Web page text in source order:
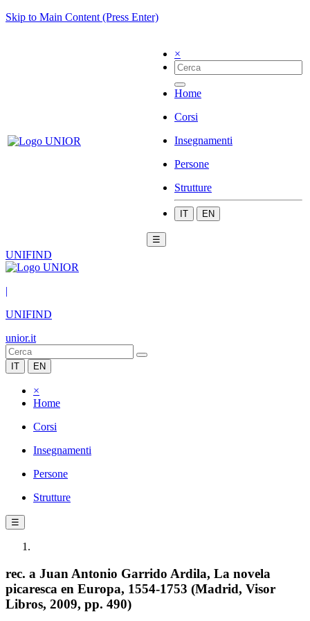
Skip to Main Content (Press Enter)
×
Home
Corsi
Insegnamenti
Persone
Strutture
IT EN
☰
UNIFIND
|
UNIFIND
unior.it
IT EN
×
Home
Corsi
Insegnamenti
Persone
Strutture
☰
rec. a Juan Antonio Garrido Ardila, La novela
picaresca en Europa, 1554-1753 (Madrid, Visor
Libros, 2009, pp. 490)